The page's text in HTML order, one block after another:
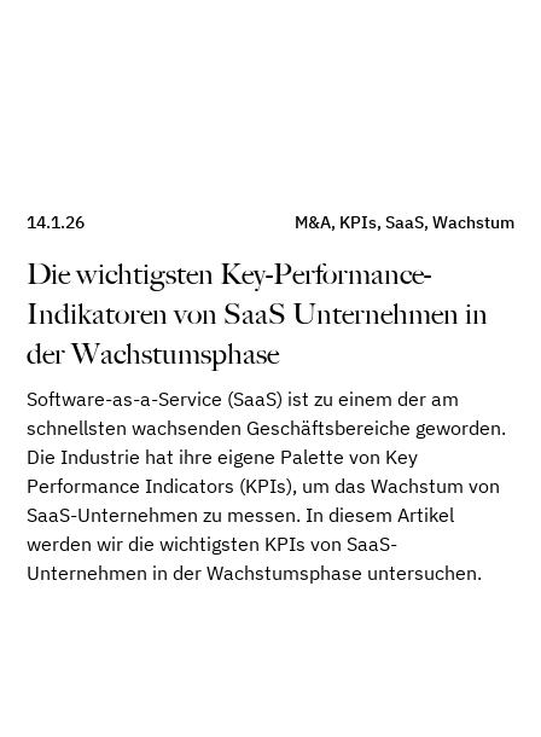
14.1.26 M&A, KPIs, SaaS, Wachstum
Die wichtigsten Key-Performance-
Indikatoren von SaaS Unternehmen in
der Wachstumsphase
Software-as-a-Service (SaaS) ist zu einem der am
schnellsten wachsenden Geschäftsbereiche geworden.
Die Industrie hat ihre eigene Palette von Key
Performance Indicators (KPIs), um das Wachstum von
SaaS-Unternehmen zu messen. In diesem Artikel
werden wir die wichtigsten KPIs von SaaS-
Unternehmen in der Wachstumsphase untersuchen.